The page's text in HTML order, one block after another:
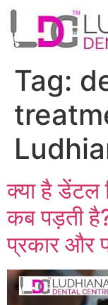
Tag:
क्या है
कब पड़ती
प्रकार और